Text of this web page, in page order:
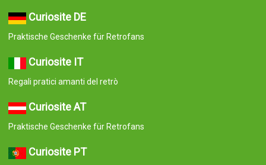
Curiosite DE
Praktische Geschenke für Retrofans
Curiosite IT
Regali pratici amanti del retrò
Curiosite AT
Praktische Geschenke für Retrofans
Curiosite PT